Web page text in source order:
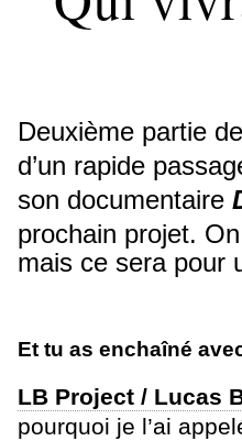
Deuxième partie
d’un rapide
son documentaire
prochain projet.
mais ce sera pour
Et tu as enchaîné
LB Project / Lucas
pourquoi je l’ai